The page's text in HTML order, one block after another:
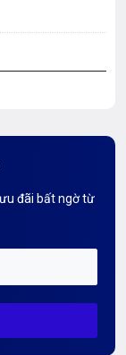
đãi bất ngờ từ